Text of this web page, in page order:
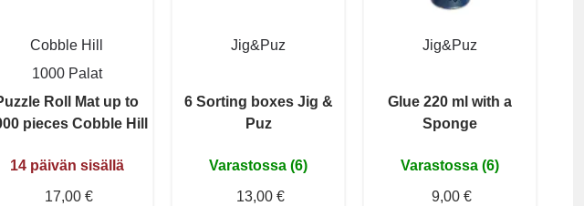
Cobble Hill
1000 Palat
Roll Mat up to
pieces Cobble Hill
14 päivän sisällä
17,00 €
Jig&Puz
6 Sorting boxes Jig &
Puz
Varastossa (6)
13,00 €
Jig&Puz
Glue 220 ml with a
Sponge
Varastossa (6)
9,00 €